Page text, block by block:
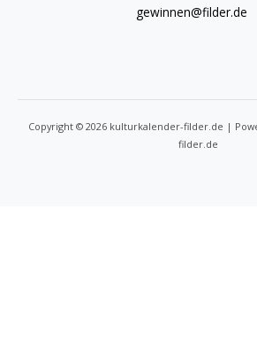
gewinnen@filder.de
Copyright © 2026 kulturkalender-filder.de |
filder.de